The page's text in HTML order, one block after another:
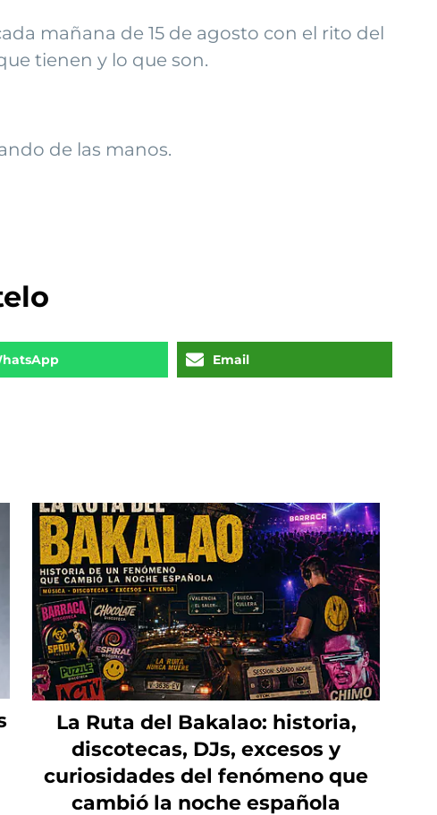
mañana de 15 de agosto con el rito del
tienen y lo que son.
de las manos.
Email
La Ruta del Bakalao: historia,
discotecas, DJs, excesos y
curiosidades del fenómeno que
cambió la noche española